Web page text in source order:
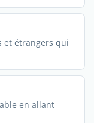
et étrangers qui
en allant